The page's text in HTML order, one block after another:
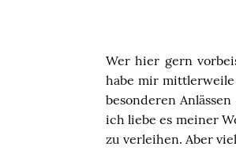
Wer hier gern
habe mir
besonderen
ich liebe es meiner
zu verleihen. Aber